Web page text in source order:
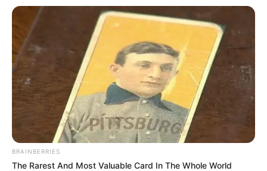
BRAINBERRIES
The Rarest And Most Valuable Card In The Whole World